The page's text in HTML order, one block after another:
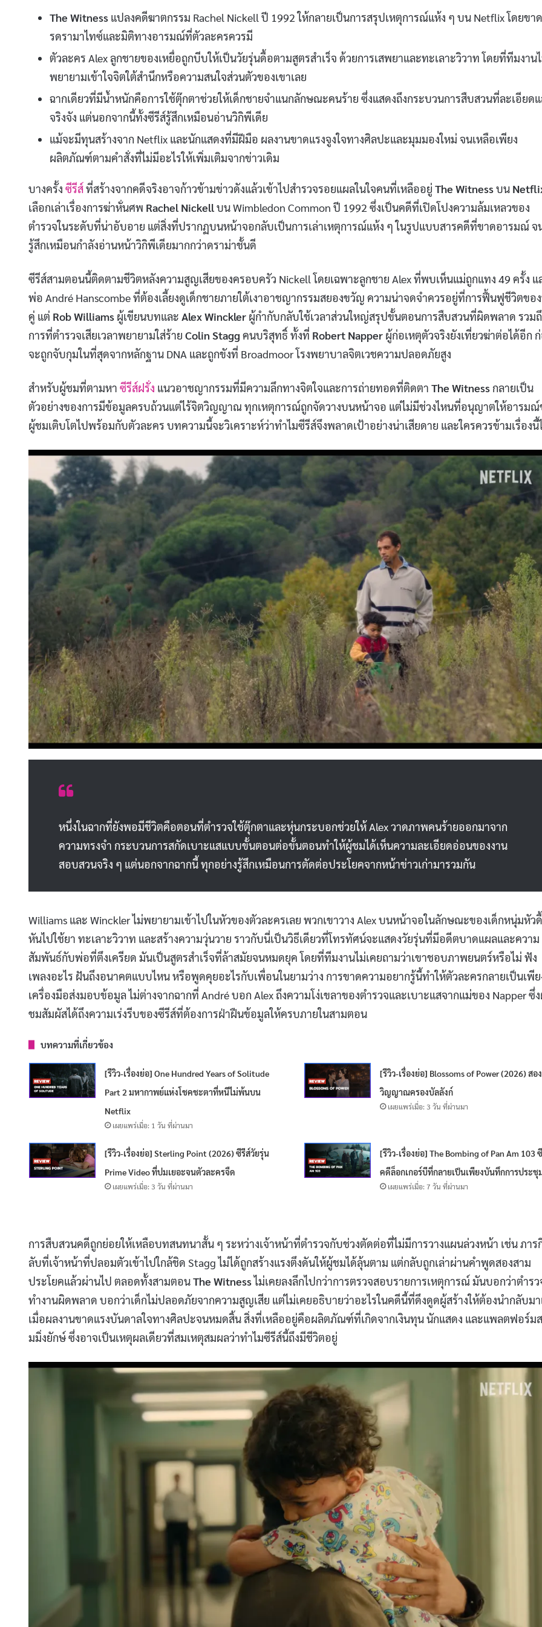
The Witness แปลงคดีฆาตกรรม Rachel Nickell ปี 1992 ให้กลายเป็นการสรุปเหตุการณ์แห้ง ๆ บน Netflix โดยขา
รดรามาไทซ์และมิติทางอารมณ์ที่ตัวละครควรมี
ตัวละคร Alex ลูกชายของเหยื่อถูกบีบให้เป็นวัยรุ่นดื้อตามสูตรสำเร็จ ด้วยการเสพยาและทะเลาะวิวาท โดยที่ทีมงาน
พยายามเข้าใจจิตใต้สำนึกหรือความสนใจส่วนตัวของเขาเลย
ฉากเดียวที่มีน้ำหนักคือการใช้ตุ๊กตาช่วยให้เด็กชายจำแนกลักษณะคนร้าย ซึ่งแสดงถึงกระบวนการสืบสวนที่ละเอียด
จริงจัง แต่นอกจากนี้ทั้งซีรีส์รู้สึกเหมือนอ่านวิกิพีเดีย
แม้จะมีทุนสร้างจาก Netflix และนักแสดงที่มีฝีมือ ผลงานขาดแรงจูงใจทางศิลปะและมุมมองใหม่ จนเหลือเพียง
ผลิตภัณฑ์ตามคำสั่งที่ไม่มีอะไรให้เพิ่มเติมจากข่าวเดิม
บางครั้ง ซีรีส์ที่สร้างจากคดีจริงอาจก้าวข้ามข่าวดังแล้วเข้าไปสำรวจรอยแผลในใจคนที่เหลืออยู่ The Witnessบน
เลือกเล่าเรื่องการฆ่าหั่นศพ Rachel Nickellบน Wimbledon Common ปี 1992 ซึ่งเป็นคดีที่เปิดโปงความล้มเหลวของ
ตำรวจในระดับที่น่าอับอาย แต่สิ่งที่ปรากฏบนหน้าจอกลับเป็นการเล่าเหตุการณ์แห้ง ๆ ในรูปแบบสารคดีที่ขาดอารมณ์ จ
รู้สึกเหมือนกำลังอ่านหน้าวิกิพีเดียมากกว่าดราม่าชั้นดี
ซีรีส์สามตอนนี้ติดตามชีวิตหลังความสูญเสียของครอบครัว Nickell โดยเฉพาะลูกชาย Alex ที่พบเห็นแม่ถูกแทง 49 ครั้ง แ
พ่อ André Hanscombe ที่ต้องเลี้ยงดูเด็กชายภายใต้เงาอาชญากรรมสยองขวัญ ความน่าจดจำควรอยู่ที่การฟื้นฟูชีวิตขอ
คู่ แต่ Rob Williams ผู้เขียนบทและ Alex Winckler ผู้กำกับกลับใช้เวลาส่วนใหญ่สรุปขั้นตอนการสืบสวนที่ผิดพลาด รวม
การที่ตำรวจเสียเวลาพยายามใส่ร้าย Colin Stagg คนบริสุทธิ์ ทั้งที่ Robert Napper ผู้ก่อเหตุตัวจริงยังเที่ยวฆ่าต่อได้อีก
จะถูกจับกุมในที่สุดจากหลักฐาน DNA และถูกขังที่ Broadmoor โรงพยาบาลจิตเวชความปลอดภัยสูง
สำหรับผู้ชมที่ตามหา ซีรีส์ฝรั่ง แนวอาชญากรรมที่มีความลึกทางจิตใจและการถ่ายทอดที่ติดตา The Witnessกลายเป็น
ตัวอย่างของการมีข้อมูลครบถ้วนแต่ไร้จิตวิญญาณ ทุกเหตุการณ์ถูกจัดวางบนหน้าจอ แต่ไม่มีช่วงไหนที่อนุญาตให้อารมณ์
ผู้ชมเติบโตไปพร้อมกับตัวละคร บทความนี้จะวิเคราะห์ว่าทำไมซีรีส์จึงพลาดเป้าอย่างน่าเสียดาย และใครควรข้ามเรื่องนี้
หนึ่งในฉากที่ยังพอมีชีวิตคือตอนที่ตำรวจใช้ตุ๊กตาและหุ่นกระบอกช่วยให้ Alex วาดภาพคนร้ายออกมาจาก
ความทรงจำ กระบวนการสกัดเบาะแสแบบขั้นตอนต่อขั้นตอนทำให้ผู้ชมได้เห็นความละเอียดอ่อนของงาน
สอบสวนจริง ๆ แต่นอกจากฉากนี้ ทุกอย่างรู้สึกเหมือนการตัดต่อประโยคจากหน้าข่าวเก่ามารวมกัน
Williams และ Winckler ไม่พยายามเข้าไปในหัวของตัวละครเลย พวกเขาวาง Alex บนหน้าจอในลักษณะของเด็กหนุ่มหัว
หันไปใช้ยา ทะเลาะวิวาท และสร้างความวุ่นวาย ราวกับนี่เป็นวิธีเดียวที่โทรทัศน์จะแสดงวัยรุ่นที่มีอดีตบาดแผลและความ
สัมพันธ์กับพ่อที่ตึงเครียด มันเป็นสูตรสำเร็จที่ล้าสมัยจนหมดยุค โดยที่ทีมงานไม่เคยถามว่าเขาชอบภาพยนตร์หรือไม่ ฟัง
เพลงอะไร ฝันถึงอนาคตแบบไหน หรือพูดคุยอะไรกับเพื่อนในยามว่าง การขาดความอยากรู้นี้ทำให้ตัวละครกลายเป็นเพีย
เครื่องมือส่งมอบข้อมูล ไม่ต่างจากฉากที่ André บอก Alex ถึงความโง่เขลาของตำรวจและเบาะแสจากแม่ของ Napper ซึ่
ชมสัมผัสได้ถึงความเร่งรีบของซีรีส์ที่ต้องการฝ่าฝืนข้อมูลให้ครบภายในสามตอน
บทความที่เกี่ยวข้อง
[รีวิว-เรื่องย่อ] One Hundred Years of Solitude
Part 2 มหากาพย์แห่งโชคชะตาที่หนีไม่พ้นบน
Netflix
เผยแพร่เมื่อ: 1 วัน ที่ผ่านมา
[รีวิว-เรื่องย่อ] Blossoms of Power (2026) สอง
วิญญาณครองบัลลังก์
เผยแพร่เมื่อ: 3 วัน ที่ผ่านมา
[รีวิว-เรื่องย่อ] Sterling Point (2026) ซีรีส์วัยรุ่น
Prime Video ที่ปมเยอะจนตัวละครจืด
เผยแพร่เมื่อ: 3 วัน ที่ผ่านมา
[รีวิว-เรื่องย่อ] The Bombing of Pan Am 103
คดีล็อกเกอร์บีที่กลายเป็นเพียงบันทึกการประชุ
เผยแพร่เมื่อ: 7 วัน ที่ผ่านมา
การสืบสวนคดีถูกย่อยให้เหลือบทสนทนาสั้น ๆ ระหว่างเจ้าหน้าที่ตำรวจกับช่วงตัดต่อที่ไม่มีการวางแผนล่วงหน้า เช่น ภาร
ลับที่เจ้าหน้าที่ปลอมตัวเข้าไปใกล้ชิด Stagg ไม่ได้ถูกสร้างแรงตึงดันให้ผู้ชมได้ลุ้นตาม แต่กลับถูกเล่าผ่านคำพูดสองสาม
ประโยคแล้วผ่านไป ตลอดทั้งสามตอนThe Witnessไม่เคยลงลึกไปกว่าการตรวจสอบรายการเหตุการณ์ มันบอกว่าตำรว
ทำงานผิดพลาด บอกว่าเด็กไม่ปลอดภัยจากความสูญเสีย แต่ไม่เคยอธิบายว่าอะไรในคดีนี้ที่ดึงดูดผู้สร้างให้ต้องนำกลับมา
เมื่อผลงานขาดแรงบันดาลใจทางศิลปะจนหมดสิ้น สิ่งที่เหลืออยู่คือผลิตภัณฑ์ที่เกิดจากเงินทุน นักแสดง และแพลตฟอร์ม
มมิ่งยักษ์ ซึ่งอาจเป็นเหตุผลเดียวที่สมเหตุสมผลว่าทำไมซีรีส์นี้ถึงมีชีวิตอยู่